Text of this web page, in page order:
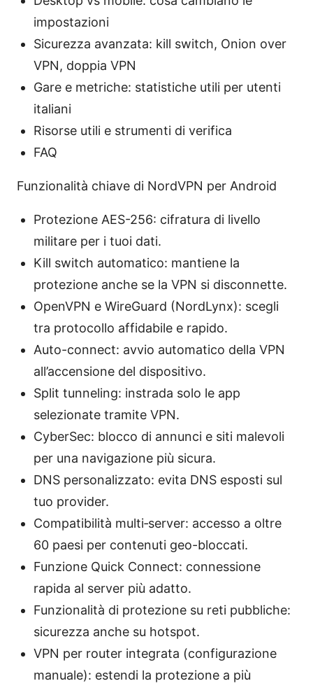
impostazioni
Sicurezza avanzata: kill switch, Onion over
VPN, doppia VPN
Gare e metriche: statistiche utili per utenti
italiani
Risorse utili e strumenti di verifica
FAQ
Funzionalità chiave di NordVPN per Android
Protezione AES-256: cifratura di livello
militare per i tuoi dati.
Kill switch automatico: mantiene la
protezione anche se la VPN si disconnette.
OpenVPN e WireGuard (NordLynx): scegli
tra protocollo affidabile e rapido.
Auto-connect: avvio automatico della VPN
all’accensione del dispositivo.
Split tunneling: instrada solo le app
selezionate tramite VPN.
CyberSec: blocco di annunci e siti malevoli
per una navigazione più sicura.
DNS personalizzato: evita DNS esposti sul
tuo provider.
Compatibilità multi‑server: accesso a oltre
60 paesi per contenuti geo-bloccati.
Funzione Quick Connect: connessione
rapida al server più adatto.
Funzionalità di protezione su reti pubbliche:
sicurezza anche su hotspot.
VPN per router integrata (configurazione
manuale): estendi la protezione a più